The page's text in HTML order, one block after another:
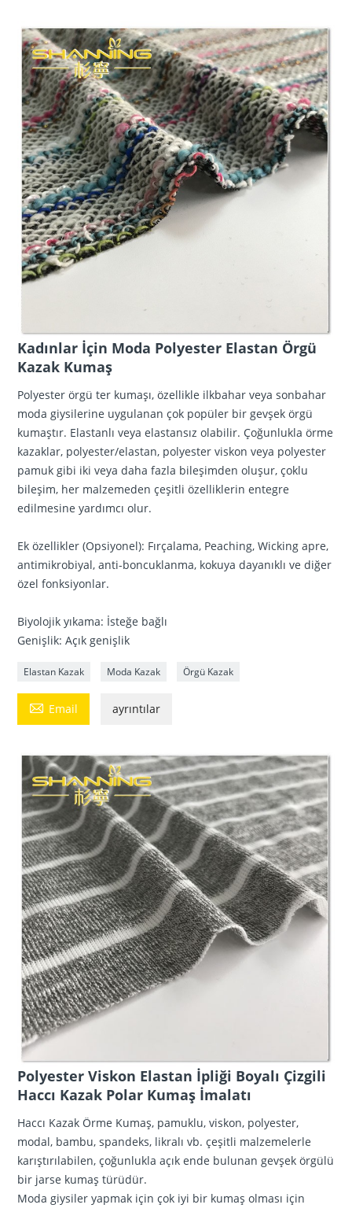
Kadınlar İçin Moda Polyester Elastan Örgü
Kazak Kumaş
Polyester örgü ter kumaşı, özellikle ilkbahar veya sonbahar
moda giysilerine uygulanan çok popüler bir gevşek örgü
kumaştır. Elastanlı veya elastansız olabilir. Çoğunlukla örme
kazaklar, polyester/elastan, polyester viskon veya polyester
pamuk gibi iki veya daha fazla bileşimden oluşur, çoklu
bileşim, her malzemeden çeşitli özelliklerin entegre
edilmesine yardımcı olur.
Ek özellikler (Opsiyonel): Fırçalama, Peaching, Wicking apre,
antimikrobiyal, anti-boncuklanma, kokuya dayanıklı ve diğer
özel fonksiyonlar.
Biyolojik yıkama: İsteğe bağlı
Genişlik: Açık genişlik
Elastan Kazak Moda Kazak Örgü Kazak
 Email ayrıntılar
Polyester Viskon Elastan İpliği Boyalı Çizgili
Haccı Kazak Polar Kumaş İmalatı
Haccı Kazak Örme Kumaş, pamuklu, viskon, polyester,
modal, bambu, spandeks, likralı vb. çeşitli malzemelerle
karıştırılabilen, çoğunlukla açık ende bulunan gevşek örgülü
bir jarse kumaş türüdür.
Moda giysiler yapmak için çok iyi bir kumaş olması için